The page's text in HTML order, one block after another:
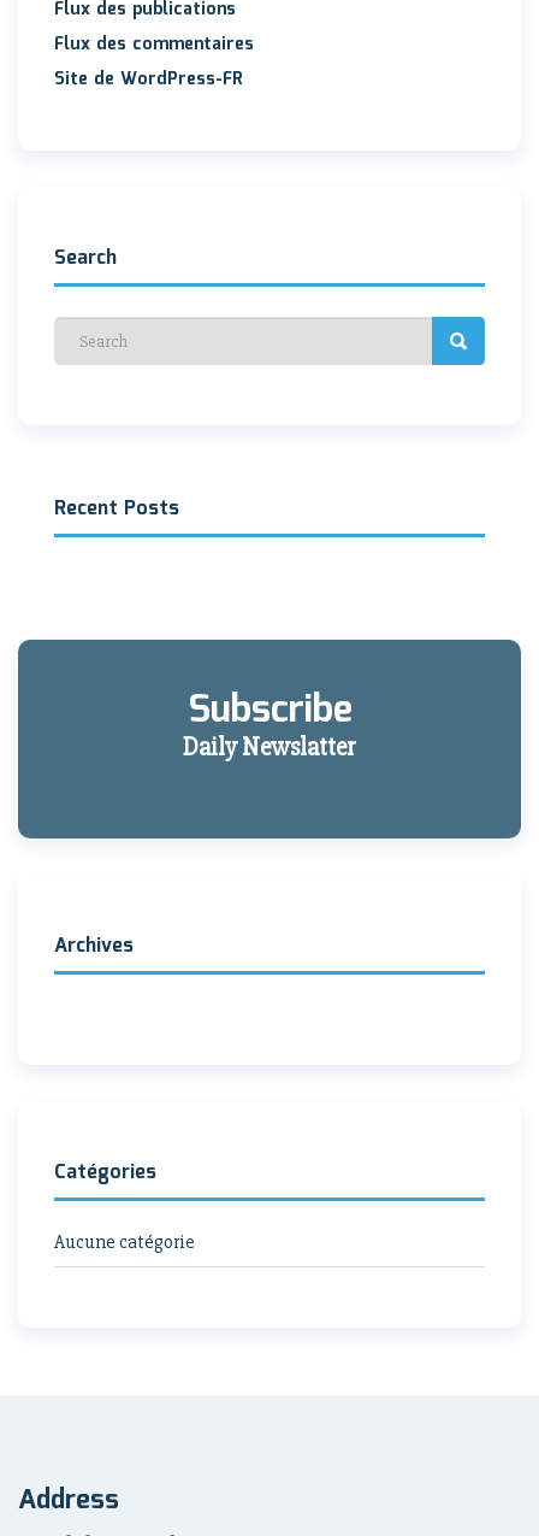
Flux des publications
Flux des commentaires
Site de WordPress-FR
Search
Recent Posts
Subscribe
Daily Newslatter
Archives
Catégories
Aucune catégorie
Address